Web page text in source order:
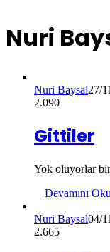
Nuri
Nuri Baysal27/
2.090
Gittiler
Yok oluyorlar
Devamını
Nuri Baysal04/
2.665